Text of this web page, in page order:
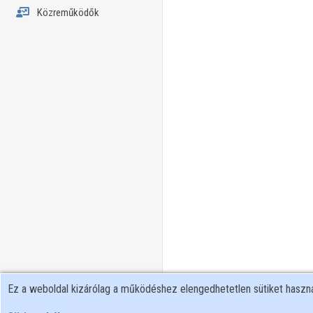
Közreműködők
Ez a weboldal kizárólag a működéshez elengedhetetlen sütiket